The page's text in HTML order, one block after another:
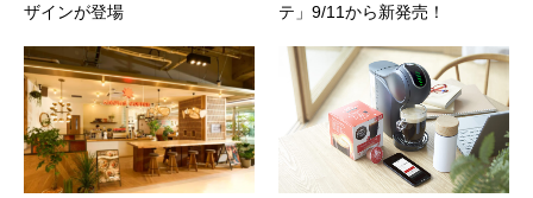
ザインが登場
テ」9/11から新発売！